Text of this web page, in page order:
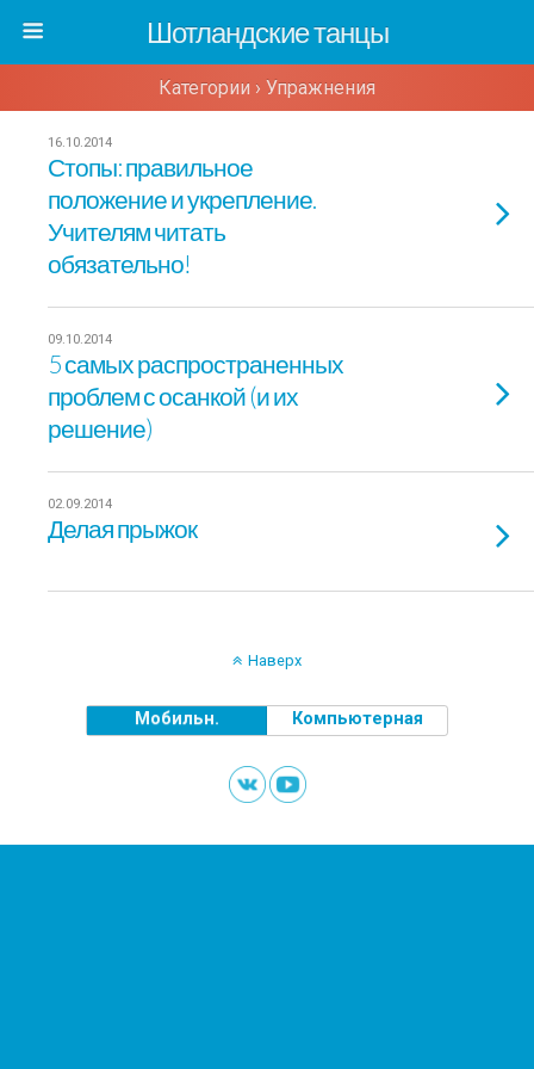
Шотландские танцы
Категории › Упражнения
16.10.2014
Стопы: правильное
положение и укрепление.
Учителям читать
обязательно!
09.10.2014
5 самых распространенных
проблем с осанкой (и их
решение)
02.09.2014
Делая прыжок
Наверх
Мобильн. Компьютерная